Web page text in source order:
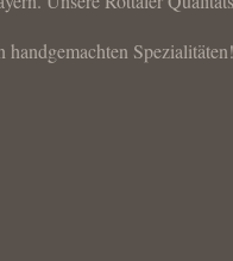
handgemachten Spezialitäten!